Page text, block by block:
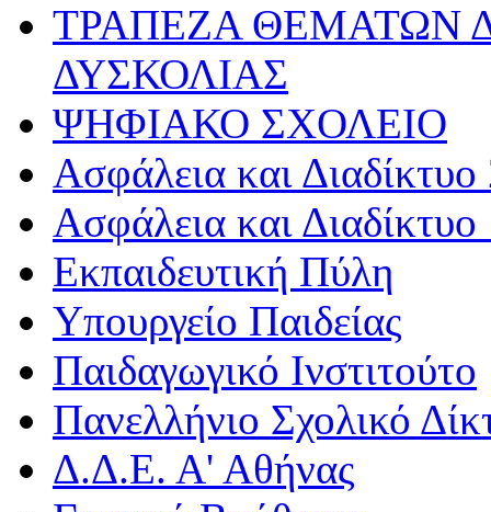
ΤΡΑΠΕΖΑ ΘΕΜΑΤΩΝ
ΔΥΣΚΟΛΙΑΣ
ΨΗΦΙΑΚΟ ΣΧΟΛΕΙΟ
Ασφάλεια και Διαδίκτυο
Ασφάλεια και Διαδίκτυο
Εκπαιδευτική Πύλη
Υπουργείο Παιδείας
Παιδαγωγικό Ινστιτούτο
Πανελλήνιο Σχολικό
Δ.Δ.Ε. Α' Αθήνας